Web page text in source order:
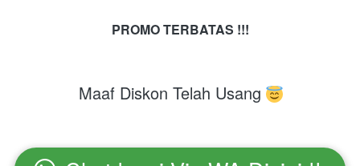
PROMO TERBATAS !!!
Maaf Diskon Telah Usang